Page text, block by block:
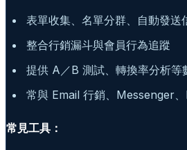
表單收集、名單分群、自動發送
整合行銷漏斗與會員行為追蹤
提供 A／B 測試、轉換率分析等
常與 Email 行銷、Messenger
常見工具：